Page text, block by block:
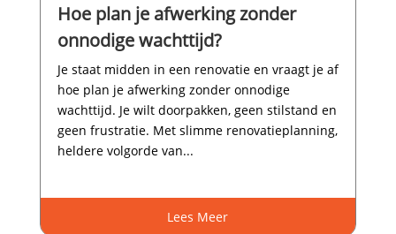
Hoe plan je afwerking zonder
onnodige wachttijd?
Je staat midden in een renovatie en vraagt je af
hoe plan je afwerking zonder onnodige
wachttijd.​ Je wilt doorpakken, geen stilstand en
geen frustratie.​ Met slimme renovatieplanning,
heldere volgorde van...
Lees Meer